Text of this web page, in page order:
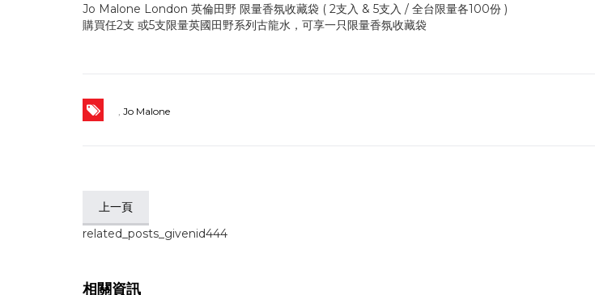
Jo Malone London 英倫田野 限量香氛收藏袋 ( 2支入 & 5支入 / 全台限量各100份 )
購買任2支 或5支限量英國田野系列古龍水，可享一只限量香氛收藏袋
, Jo Malone
上一頁
related_posts_givenid444
相關資訊